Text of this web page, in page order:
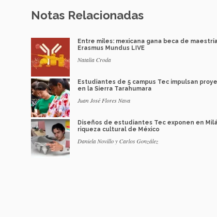
Notas Relacionadas
Entre miles: mexicana gana beca de maestría
Erasmus Mundus LIVE
Natalia Croda
Estudiantes de 5 campus Tec impulsan
en la Sierra Tarahumara
Juan José Flores Nava
Diseños de estudiantes Tec exponen en
riqueza cultural de México
Daniela Novillo y Carlos González